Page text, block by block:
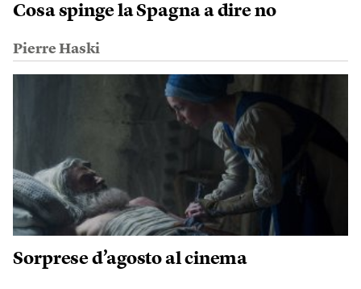
Cosa spinge la Spagna a dire no
Pierre Haski
Sorprese d’agosto al cinema